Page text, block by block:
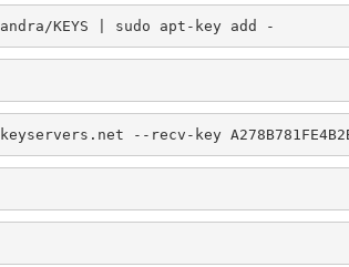
KEYS | sudo apt-key add -
--recv-key